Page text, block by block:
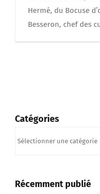
Hermé, du Bocuse
Besseron, chef des
Catégories
Récemment publié